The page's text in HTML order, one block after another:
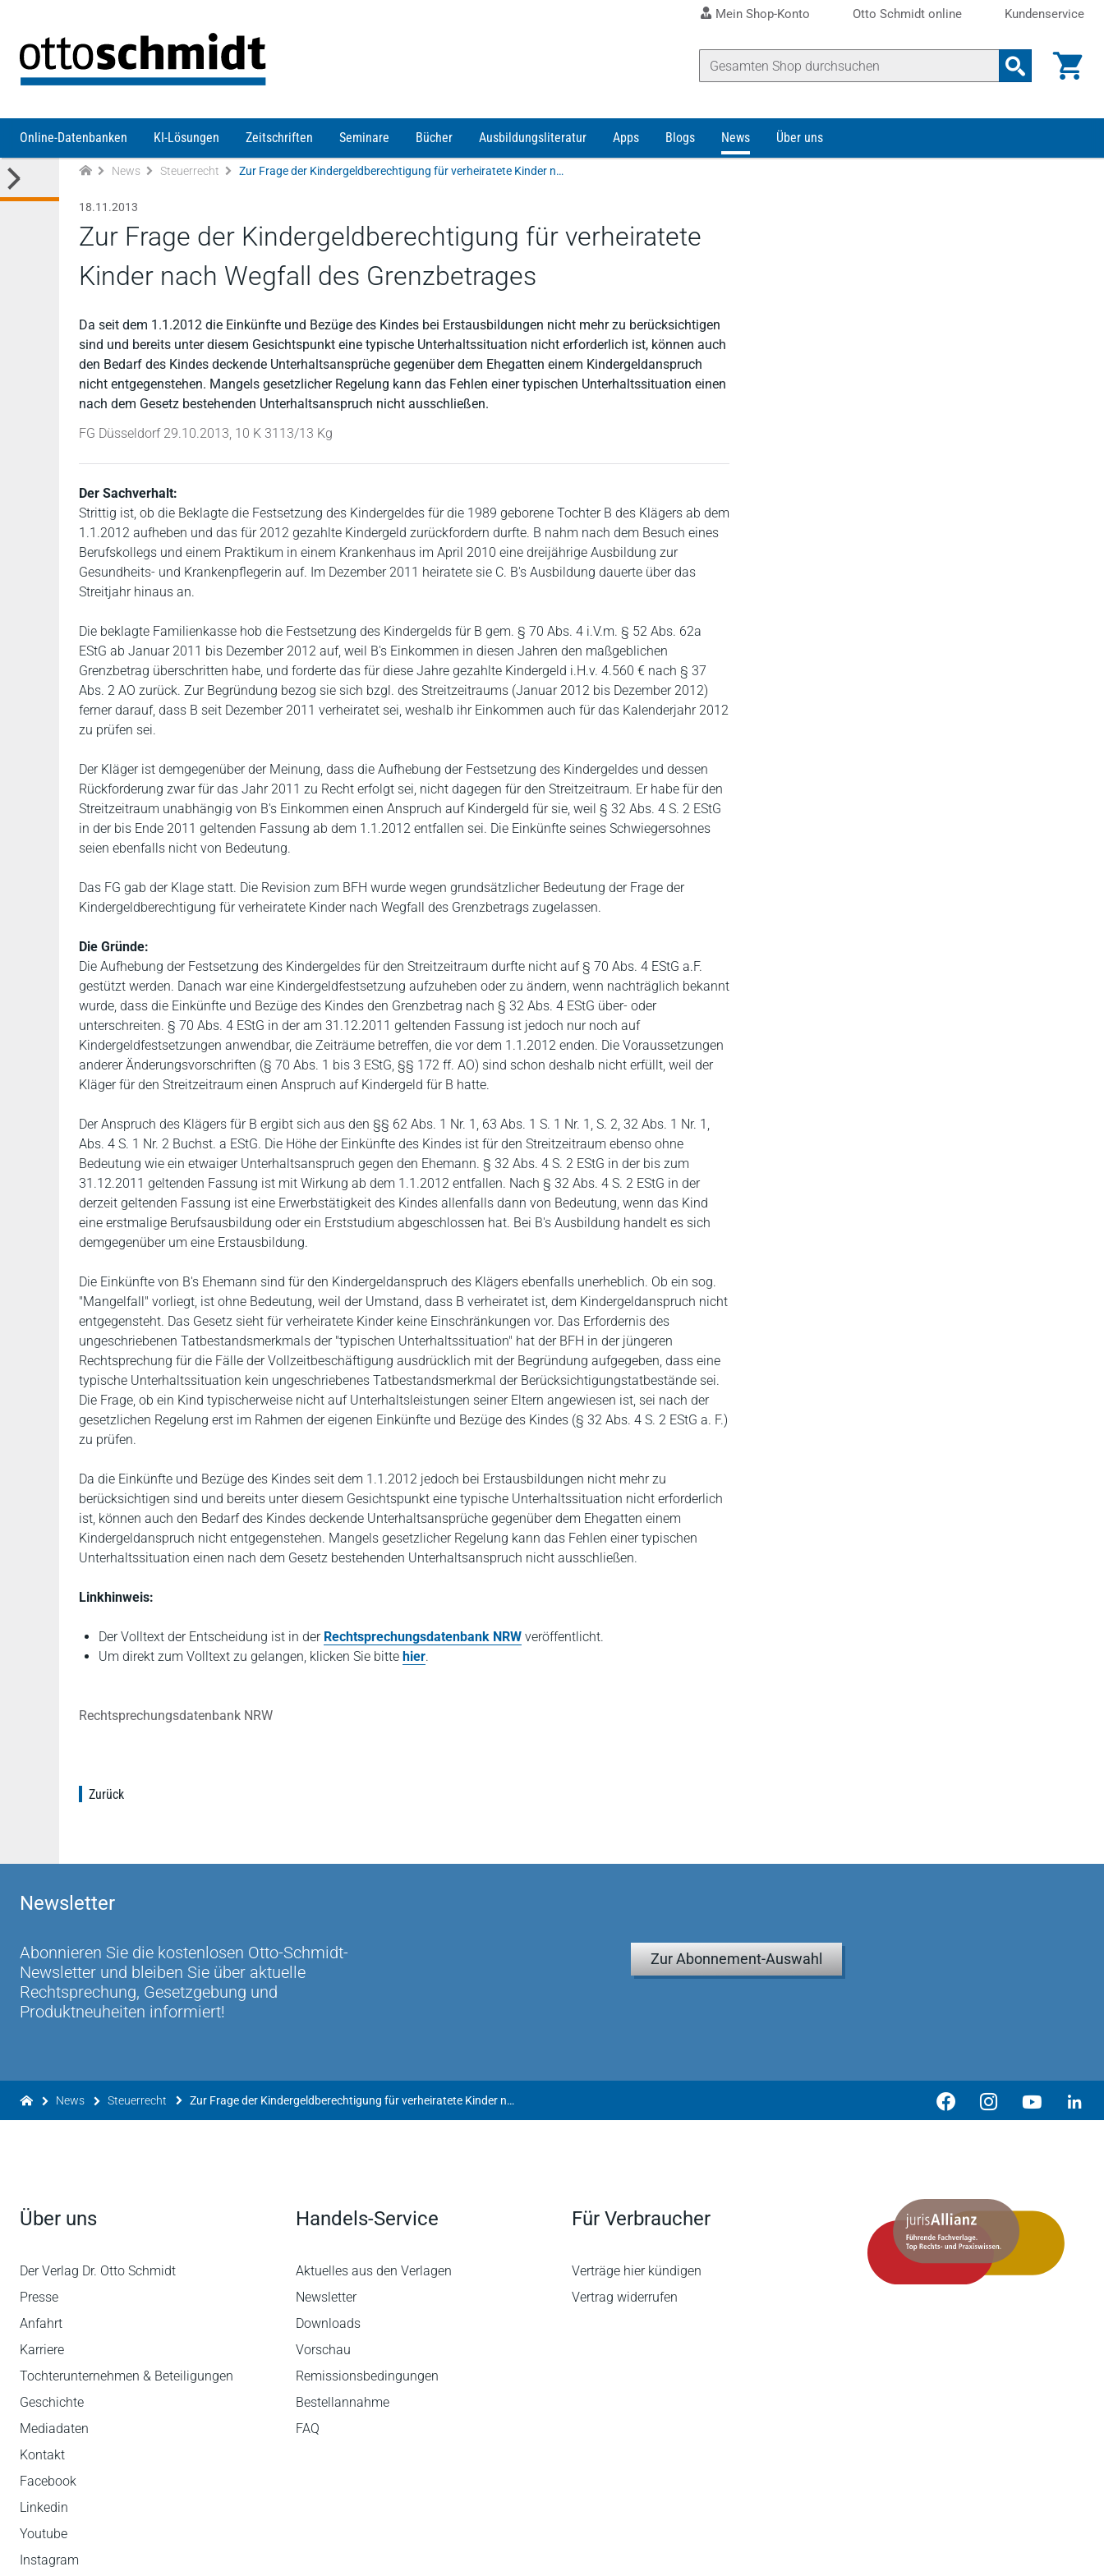
Mein Shop-Konto Otto Schmidt online Kundenservice
Online-Datenbanken KI-Lösungen Zeitschriften Seminare Bücher Ausbildungsliteratur Apps Blogs News Über uns
News Steuerrecht Zur Frage der Kindergeldberechtigung für verheiratete Kinder nach Wegfall des Grenzbetrages
18.11.2013
Zur Frage der Kindergeldberechtigung für verheiratete
Kinder nach Wegfall des Grenzbetrages
Da seit dem 1.1.2012 die Einkünfte und Bezüge des Kindes bei Erstausbildungen nicht mehr zu berücksichtigen
sind und bereits unter diesem Gesichtspunkt eine typische Unterhaltssituation nicht erforderlich ist, können auch
den Bedarf des Kindes deckende Unterhaltsansprüche gegenüber dem Ehegatten einem Kindergeldanspruch
nicht entgegenstehen. Mangels gesetzlicher Regelung kann das Fehlen einer typischen Unterhaltssituation einen
nach dem Gesetz bestehenden Unterhaltsanspruch nicht ausschließen.
FG Düsseldorf 29.10.2013, 10 K 3113/13 Kg
Der Sachverhalt:
Strittig ist, ob die Beklagte die Festsetzung des Kindergeldes für die 1989 geborene Tochter B des Klägers ab dem
1.1.2012 aufheben und das für 2012 gezahlte Kindergeld zurückfordern durfte. B nahm nach dem Besuch eines
Berufskollegs und einem Praktikum in einem Krankenhaus im April 2010 eine dreijährige Ausbildung zur
Gesundheits- und Krankenpflegerin auf. Im Dezember 2011 heiratete sie C. B's Ausbildung dauerte über das
Streitjahr hinaus an.
Die beklagte Familienkasse hob die Festsetzung des Kindergelds für B gem. § 70 Abs. 4 i.V.m. § 52 Abs. 62a
EStG ab Januar 2011 bis Dezember 2012 auf, weil B's Einkommen in diesen Jahren den maßgeblichen
Grenzbetrag überschritten habe, und forderte das für diese Jahre gezahlte Kindergeld i.H.v. 4.560 € nach § 37
Abs. 2 AO zurück. Zur Begründung bezog sie sich bzgl. des Streitzeitraums (Januar 2012 bis Dezember 2012)
ferner darauf, dass B seit Dezember 2011 verheiratet sei, weshalb ihr Einkommen auch für das Kalenderjahr 2012
zu prüfen sei.
Der Kläger ist demgegenüber der Meinung, dass die Aufhebung der Festsetzung des Kindergeldes und dessen
Rückforderung zwar für das Jahr 2011 zu Recht erfolgt sei, nicht dagegen für den Streitzeitraum. Er habe für den
Streitzeitraum unabhängig von B's Einkommen einen Anspruch auf Kindergeld für sie, weil § 32 Abs. 4 S. 2 EStG
in der bis Ende 2011 geltenden Fassung ab dem 1.1.2012 entfallen sei. Die Einkünfte seines Schwiegersohnes
seien ebenfalls nicht von Bedeutung.
Das FG gab der Klage statt. Die Revision zum BFH wurde wegen grundsätzlicher Bedeutung der Frage der
Kindergeldberechtigung für verheiratete Kinder nach Wegfall des Grenzbetrags zugelassen.
Die Gründe:
Die Aufhebung der Festsetzung des Kindergeldes für den Streitzeitraum durfte nicht auf § 70 Abs. 4 EStG a.F.
gestützt werden. Danach war eine Kindergeldfestsetzung aufzuheben oder zu ändern, wenn nachträglich bekannt
wurde, dass die Einkünfte und Bezüge des Kindes den Grenzbetrag nach § 32 Abs. 4 EStG über- oder
unterschreiten. § 70 Abs. 4 EStG in der am 31.12.2011 geltenden Fassung ist jedoch nur noch auf
Kindergeldfestsetzungen anwendbar, die Zeiträume betreffen, die vor dem 1.1.2012 enden. Die Voraussetzungen
anderer Änderungsvorschriften (§ 70 Abs. 1 bis 3 EStG, §§ 172 ff. AO) sind schon deshalb nicht erfüllt, weil der
Kläger für den Streitzeitraum einen Anspruch auf Kindergeld für B hatte.
Der Anspruch des Klägers für B ergibt sich aus den §§ 62 Abs. 1 Nr. 1, 63 Abs. 1 S. 1 Nr. 1, S. 2, 32 Abs. 1 Nr. 1,
Abs. 4 S. 1 Nr. 2 Buchst. a EStG. Die Höhe der Einkünfte des Kindes ist für den Streitzeitraum ebenso ohne
Bedeutung wie ein etwaiger Unterhaltsanspruch gegen den Ehemann. § 32 Abs. 4 S. 2 EStG in der bis zum
31.12.2011 geltenden Fassung ist mit Wirkung ab dem 1.1.2012 entfallen. Nach § 32 Abs. 4 S. 2 EStG in der
derzeit geltenden Fassung ist eine Erwerbstätigkeit des Kindes allenfalls dann von Bedeutung, wenn das Kind
eine erstmalige Berufsausbildung oder ein Erststudium abgeschlossen hat. Bei B's Ausbildung handelt es sich
demgegenüber um eine Erstausbildung.
Die Einkünfte von B's Ehemann sind für den Kindergeldanspruch des Klägers ebenfalls unerheblich. Ob ein sog.
"Mangelfall" vorliegt, ist ohne Bedeutung, weil der Umstand, dass B verheiratet ist, dem Kindergeldanspruch nicht
entgegensteht. Das Gesetz sieht für verheiratete Kinder keine Einschränkungen vor. Das Erfordernis des
ungeschriebenen Tatbestandsmerkmals der "typischen Unterhaltssituation" hat der BFH in der jüngeren
Rechtsprechung für die Fälle der Vollzeitbeschäftigung ausdrücklich mit der Begründung aufgegeben, dass eine
typische Unterhaltssituation kein ungeschriebenes Tatbestandsmerkmal der Berücksichtigungstatbestände sei.
Die Frage, ob ein Kind typischerweise nicht auf Unterhaltsleistungen seiner Eltern angewiesen ist, sei nach der
gesetzlichen Regelung erst im Rahmen der eigenen Einkünfte und Bezüge des Kindes (§ 32 Abs. 4 S. 2 EStG a. F.)
zu prüfen.
Da die Einkünfte und Bezüge des Kindes seit dem 1.1.2012 jedoch bei Erstausbildungen nicht mehr zu
berücksichtigen sind und bereits unter diesem Gesichtspunkt eine typische Unterhaltssituation nicht erforderlich
ist, können auch den Bedarf des Kindes deckende Unterhaltsansprüche gegenüber dem Ehegatten einem
Kindergeldanspruch nicht entgegenstehen. Mangels gesetzlicher Regelung kann das Fehlen einer typischen
Unterhaltssituation einen nach dem Gesetz bestehenden Unterhaltsanspruch nicht ausschließen.
Linkhinweis:
Der Volltext der Entscheidung ist in der Rechtsprechungsdatenbank NRW veröffentlicht.
Um direkt zum Volltext zu gelangen, klicken Sie bitte hier.
Rechtsprechungsdatenbank NRW
Zurück
Newsletter
Abonnieren Sie die kostenlosen Otto-Schmidt-
Newsletter und bleiben Sie über aktuelle
Rechtsprechung, Gesetzgebung und
Produktneuheiten informiert!
Zur Abonnement-Auswahl
News Steuerrecht Zur Frage der Kindergeldberechtigung für verheiratete Kinder nach Wegfall des Grenzbetrages
Über uns
Der Verlag Dr. Otto Schmidt
Presse
Anfahrt
Karriere
Tochterunternehmen & Beteiligungen
Geschichte
Mediadaten
Kontakt
Facebook
Linkedin
Youtube
Instagram
Handels-Service
Aktuelles aus den Verlagen
Newsletter
Downloads
Vorschau
Remissionsbedingungen
Bestellannahme
FAQ
Für Verbraucher
Verträge hier kündigen
Vertrag widerrufen